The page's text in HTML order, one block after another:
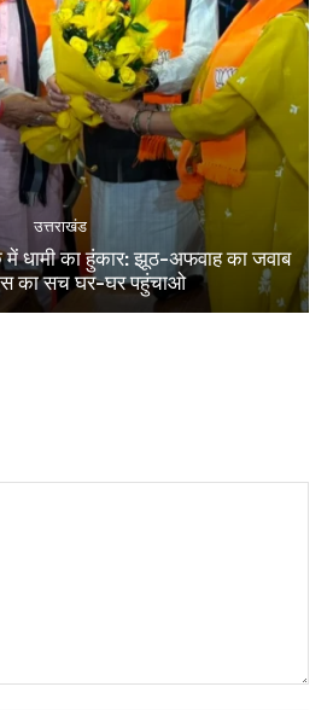
उत्तराखंड
धामी का हुंकार: झूठ-अफवाह का जवाब
का सच घर-घर पहुंचाओ